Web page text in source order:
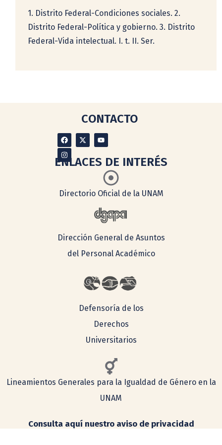
1. Distrito Federal-Condiciones sociales. 2.
Distrito Federal-Política y gobierno. 3. Distrito
Federal-Vida intelectual. I. t. II. Ser.
CONTACTO
ENLACES DE INTERÉS
Directorio Oficial de la UNAM
Dirección General de Asuntos
del Personal Académico
Defensoría de los
Derechos
Universitarios
Lineamientos Generales para la Igualdad de Género en la
UNAM
Consulta aquí nuestro aviso de privacidad